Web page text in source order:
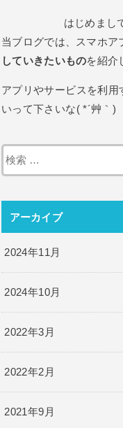
はじめまし
当ブログでは、スマホア
していきたいものを紹介
アプリやサービスを利
いって下さいな( *´艸｀)
アーカイブ
2024年11月
2024年10月
2022年3月
2022年2月
2021年9月